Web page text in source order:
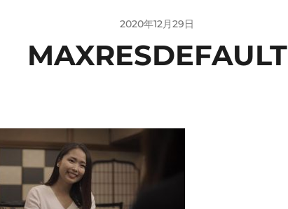
2020年12月29日
MAXRESDEFAULT